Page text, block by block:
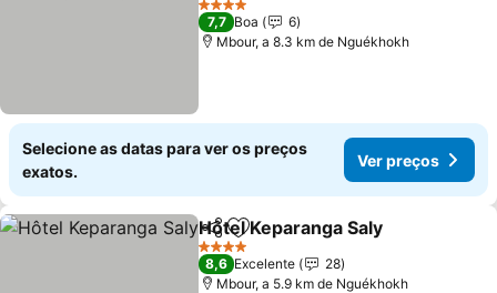
4 Estrelas
7,7 Boa
6
Mbour, a 8.3 km de Nguékhokh
Selecione as datas para ver os preços
exatos.
Ver preços
PartilharAdicionar aos favoritos
Hôtel Keparanga Saly
4 Estrelas
8,6 Excelente
28
Mbour, a 5.9 km de Nguékhokh